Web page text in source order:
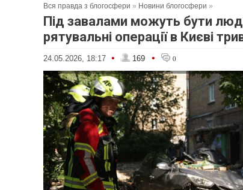
Вся правда з блогосфери » Новини блогосфери »
Під завалами можуть бути
рятувальні операції в Києві
24.05.2026, 18:17 • 169 • 0